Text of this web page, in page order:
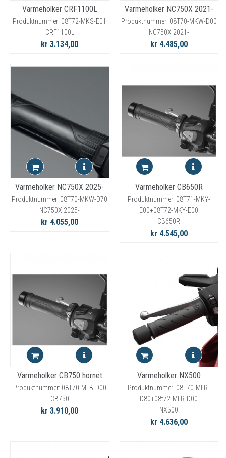
Varmeholker CRF1100L
Produktnummer: 08T72-MKS-E01
CRF1100L
kr 3.134,00
Varmeholker NC750X 2021-
Produktnummer: 08T70-MKW-D00
NC750X 2021-
kr 4.485,00
Varmeholker NC750X 2025-
Produktnummer: 08T70-MKW-D70
NC750X 2025-
kr 4.055,00
Varmeholker CB650R
Produktnummer: 08T71-MKY-
E00+08T72-MKY-E00
CB650R
kr 4.545,00
Varmeholker CB750 hornet
Produktnummer: 08T70-MLB-D00
CB750
kr 3.910,00
Varmeholker NX500
Produktnummer: 08T70-MLR-
D80+08t72-MLR-D00
NX500
kr 4.636,00